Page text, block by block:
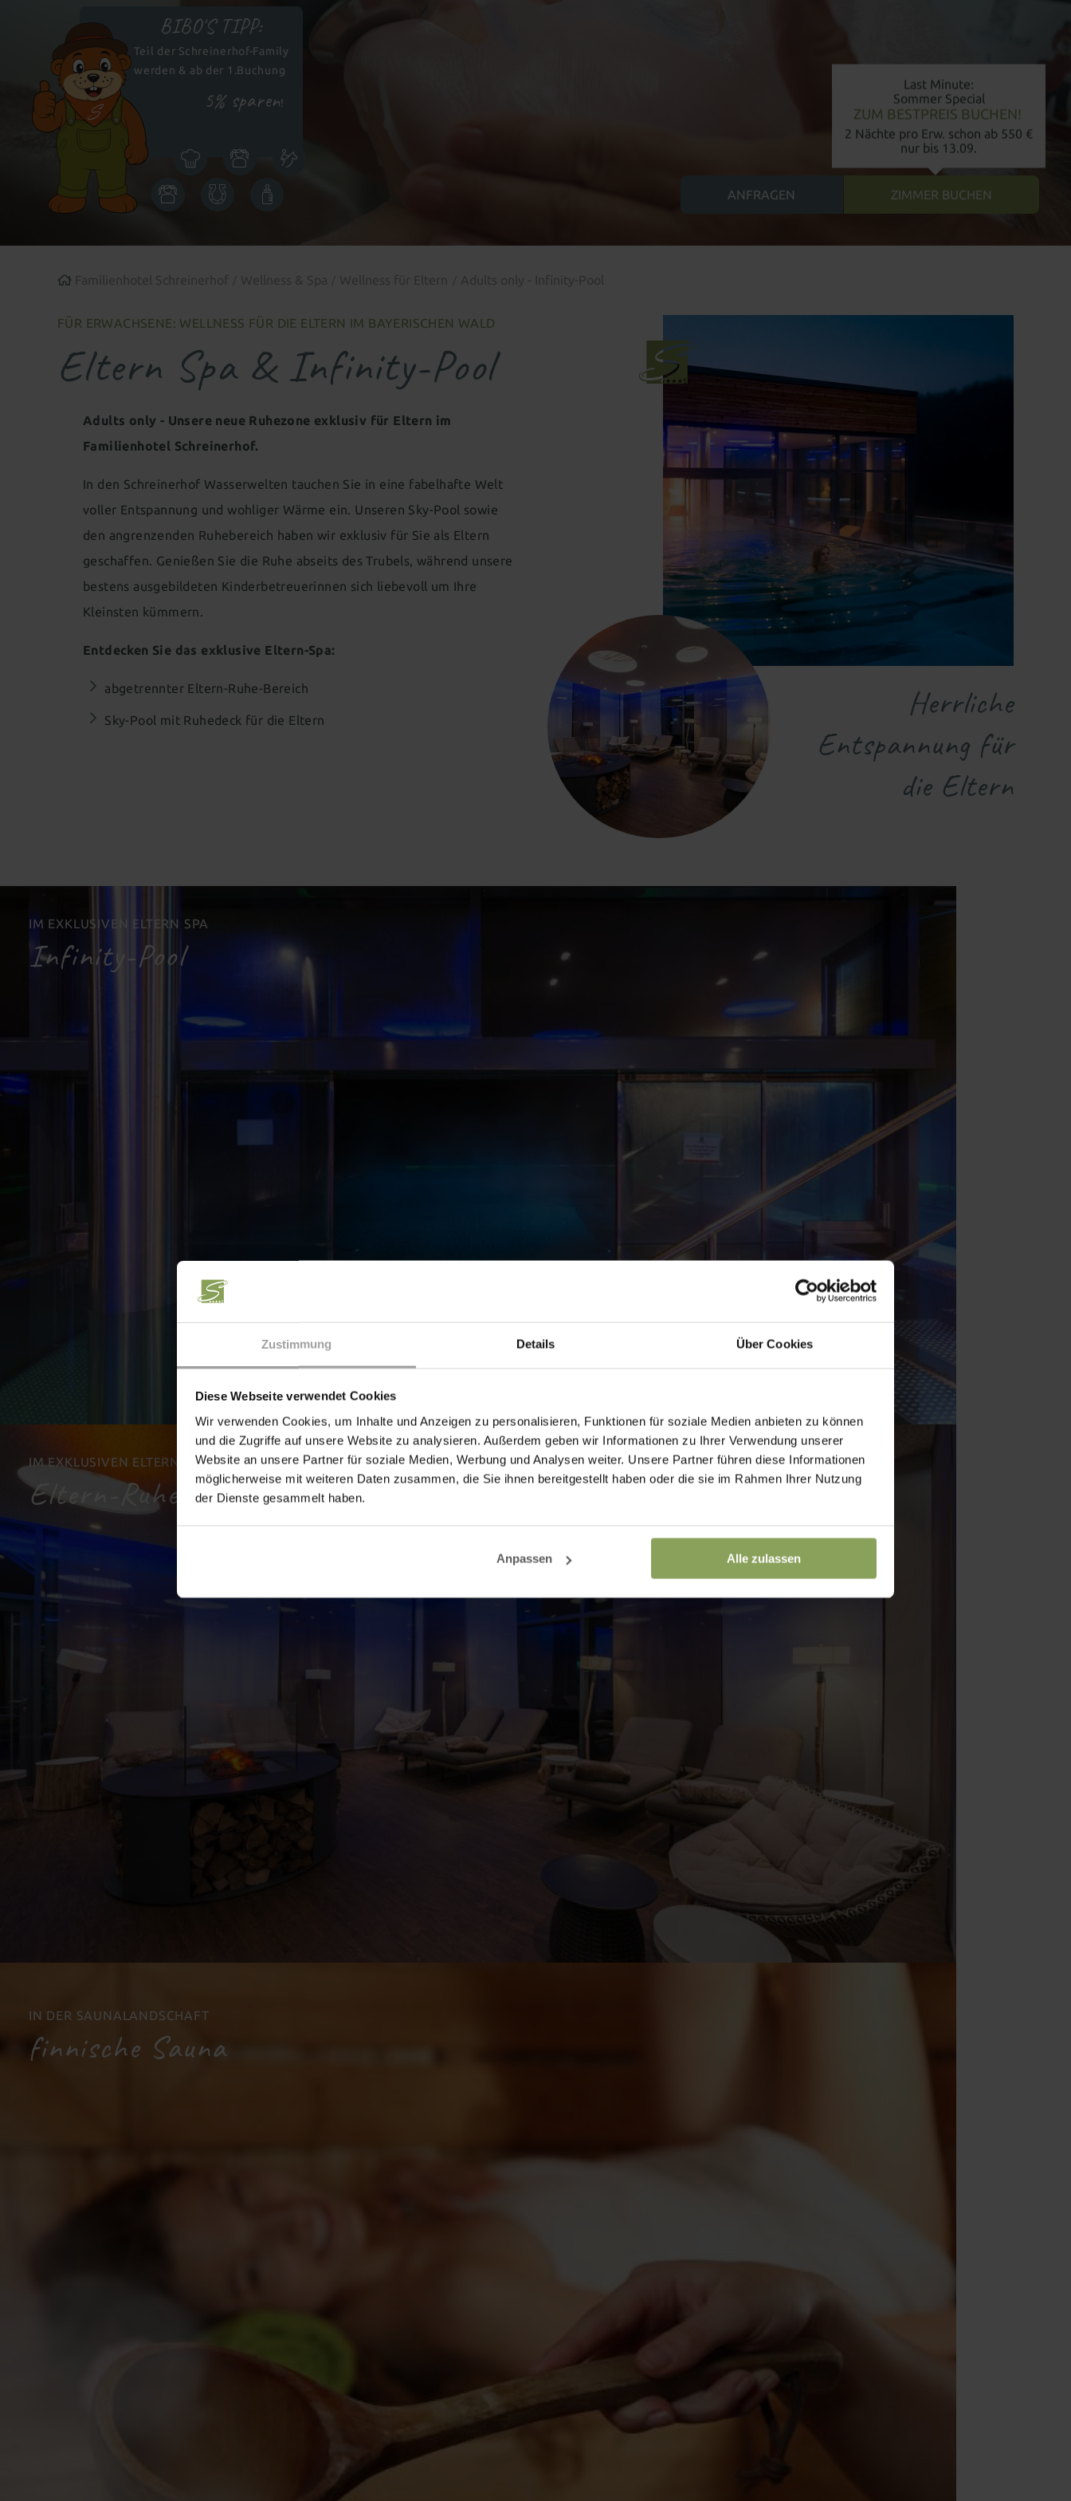
Zustimmung Details Über Cookies
Diese Webseite verwendet Cookies
Wir verwenden Cookies, um Inhalte und Anzeigen zu personalisieren, Funktionen für soziale Medien anbieten zu können
und die Zugriffe auf unsere Website zu analysieren. Außerdem geben wir Informationen zu Ihrer Verwendung unserer
Website an unsere Partner für soziale Medien, Werbung und Analysen weiter. Unsere Partner führen diese Informationen
möglicherweise mit weiteren Daten zusammen, die Sie ihnen bereitgestellt haben oder die sie im Rahmen Ihrer Nutzung
der Dienste gesammelt haben.
Anpassen Alle zulassen
Last Minute:
Sommer Special
ZUM BESTPREIS BUCHEN!
2 Nächte pro Erw. schon ab 550 €
nur bis 13.09.
BIBO'S TIPP:
Teil der Schreinerhof-Family
werden & ab der 1.Buchung
5% sparen!
Kulinarik Kinder
FÜR ERWACHSENE: WELLNESS FÜR DIE ELTERN IM BAYERISCHEN WALD
Eltern Spa & Infinity-Pool
Adults only - Unsere neue Ruhezone exklusiv für Eltern im
Familienhotel Schreinerhof.
In den Schreinerhof Wasserwelten tauchen Sie in eine fabelhafte Welt
voller Entspannung und wohliger Wärme ein. Unseren Sky-Pool sowie
den angrenzenden Ruhebereich haben wir exklusiv für Sie als Eltern
geschaffen. Genießen Sie die Ruhe abseits des Trubels, während unsere
bestens ausgebildeten Kinderbetreuerinnen sich liebevoll um Ihre
Kleinsten kümmern.
Entdecken Sie das exklusive Eltern-Spa:
abgetrennter Eltern-Ruhe-Bereich
Sky-Pool mit Ruhedeck für die Eltern
Herrliche
Entspannung für
die Eltern
IM EXKLUSIVEN ELTERN SPA
Infinity-Pool
IM EXKLUSIVEN ELTERN SPA
Eltern-Ruhe-Bereich
IN DER SAUNALANDSCHAFT
finnische Sauna